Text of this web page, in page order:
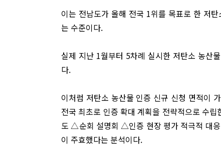
이는 전남도가 올해 전국 1위를 목표로 한 저
는 수준이다.
실제 지난 1월부터 5차례 실시한 저탄소 농산
다.
이처럼 저탄소 농산물 인증 신규 신청 면적이
전국 최초로 인증 확대 계획을 전략적으로 수
도 △순회 설명회 △인증 현장 평가 적극적 대
이 주효했다는 분석이다.